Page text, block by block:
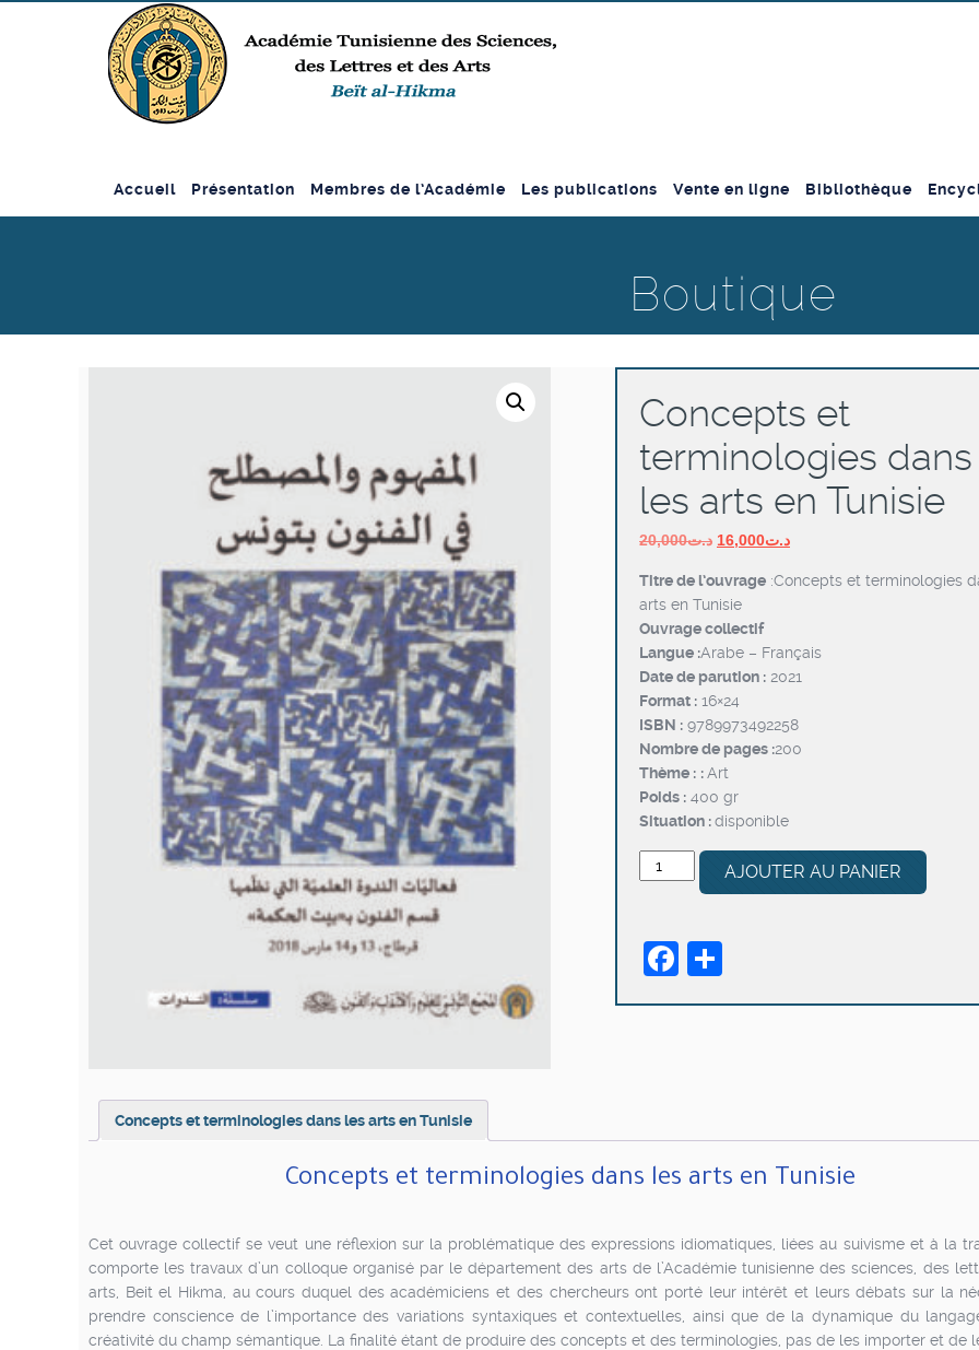
Accueil Présentation Membres de l’Académie Les publications Vente en ligne Bibliothèque
Boutique
Concepts et
terminologies dans
les arts en Tunisie
د.ت20,000
Le
initial
était :
د.ت16,000
Le
actuel
Titre de l’ouvrage :Concepts et terminologies
arts en Tunisie
Ouvrage collectif
Langue :Arabe – Français
Date de parution : 2021
Format : 16×24
ISBN : 9789973492258
Nombre de pages :200
Thème : : Art
Poids : 400 gr
Situation :disponible
quantité
de
terminologies
les
AJOUTER AU PANIER
Facebook
Concepts et terminologies dans les arts en Tunisie
Concepts et terminologies dans les arts en Tunisie
Cet ouvrage collectif se veut une réflexion sur la problématique des expressions idiomatiques, liées au suivisme et à la
comporte les travaux d’un colloque organisé par le département des arts de l’Académie tunisienne des sciences, des
arts, Beit el Hikma, au cours duquel des académiciens et des chercheurs ont porté leur intérêt et leurs débats sur la
prendre conscience de l’importance des variations syntaxiques et contextuelles, ainsi que de la dynamique du
créativité du champ sémantique. La finalité étant de produire des concepts et des terminologies, pas de les importer et de